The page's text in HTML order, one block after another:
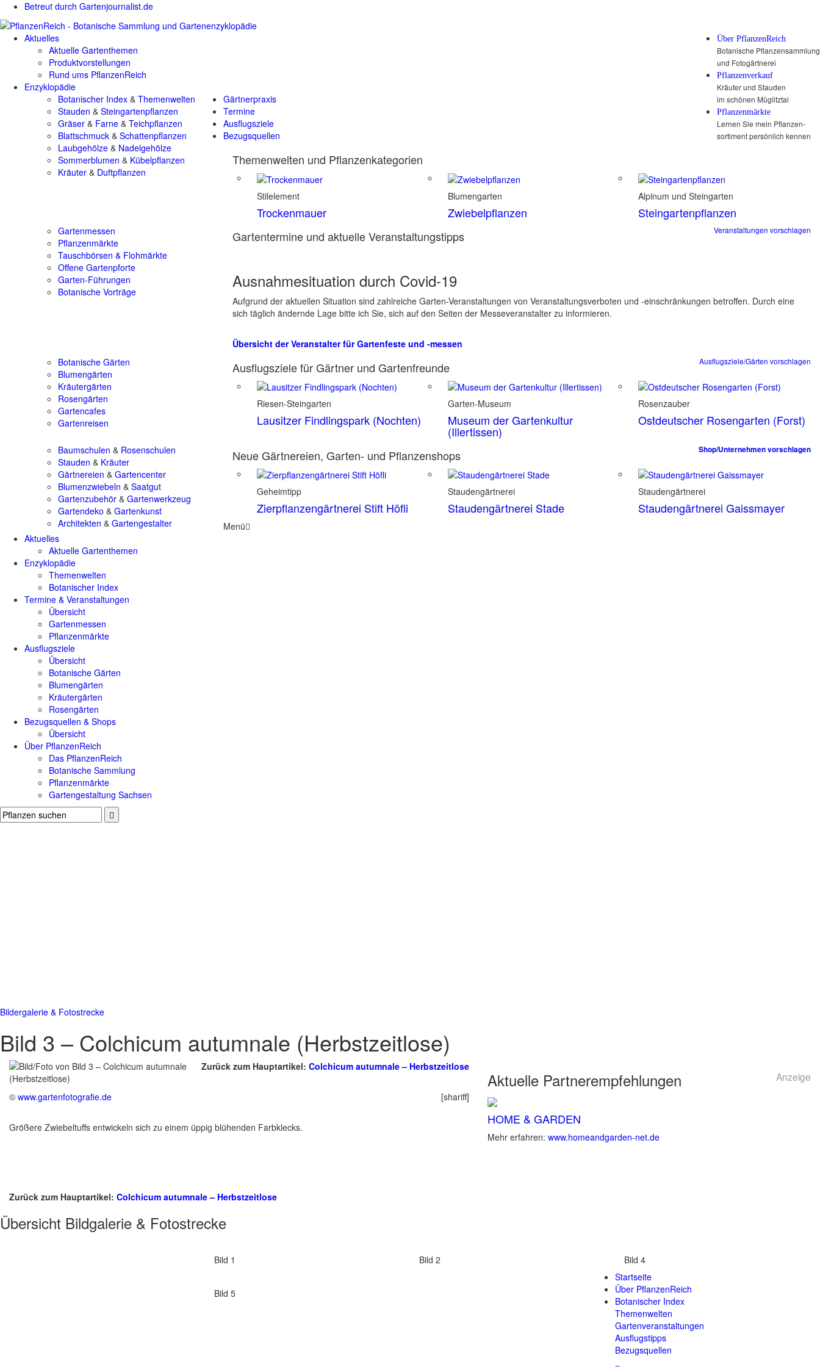
Betreut durch Gartenjournalist.de
Über PflanzenReich
Botanische Pflanzensammlung
und Fotogärtnerei
Pflanzenverkauf
Kräuter und Stauden
im schönen Müglitztal
Pflanzenmärkte
Lernen Sie mein Pflanzen-
sortiment persönlich kennen
Aktuelles
Aktuelle Gartenthemen
Produktvorstellungen
Rund ums PflanzenReich
Enzyklopädie
Botanischer Index & Themenwelten
Stauden & Steingartenpflanzen
Gräser & Farne & Teichpflanzen
Blattschmuck & Schattenpflanzen
Laubgehölze & Nadelgehölze
Sommerblumen & Kübelpflanzen
Kräuter & Duftpflanzen
Themenwelten und Pflanzenkategorien
Stilelement
Trockenmauer
Blumengarten
Zwiebelpflanzen
Alpinum und Steingarten
Steingartenpflanzen
Gärtnerpraxis
Termine
Gartenmessen
Pflanzenmärkte
Tauschbörsen & Flohmärkte
Offene Gartenpforte
Garten-Führungen
Botanische Vorträge
Veranstaltungen vorschlagen
Gartentermine und aktuelle Veranstaltungstipps
Ausnahmesituation durch Covid-19
Aufgrund der aktuellen Situation sind zahlreiche Garten-Veranstaltungen von Veranstaltungsverboten und -einschränkungen betroffen. Durch eine
sich täglich ändernde Lage bitte ich Sie, sich auf den Seiten der Messeveranstalter zu informieren.
Übersicht der Veranstalter für Gartenfeste und -messen
Ausflugsziele
Botanische Gärten
Blumengärten
Kräutergärten
Rosengärten
Gartencafes
Gartenreisen
Ausflugsziele/Gärten vorschlagen
Ausflugsziele für Gärtner und Gartenfreunde
Riesen-Steingarten
Lausitzer Findlingspark (Nochten)
Garten-Museum
Museum der Gartenkultur
(Illertissen)
Rosenzauber
Ostdeutscher Rosengarten (Forst)
Bezugsquellen
Baumschulen & Rosenschulen
Stauden & Kräuter
Gärtnereien & Gartencenter
Blumenzwiebeln & Saatgut
Gartenzubehör & Gartenwerkzeug
Gartendeko & Gartenkunst
Architekten & Gartengestalter
Shop/Unternehmen vorschlagen
Neue Gärtnereien, Garten- und Pflanzenshops
Geheimtipp
Zierpflanzengärtnerei Stift Höfli
Staudengärtnerei
Staudengärtnerei Stade
Staudengärtnerei
Staudengärtnerei Gaissmayer
Menü
Aktuelles
Aktuelle Gartenthemen
Enzyklopädie
Themenwelten
Botanischer Index
Termine & Veranstaltungen
Übersicht
Gartenmessen
Pflanzenmärkte
Ausflugsziele
Übersicht
Botanische Gärten
Blumengärten
Kräutergärten
Rosengärten
Bezugsquellen & Shops
Übersicht
Über PflanzenReich
Das PflanzenReich
Botanische Sammlung
Pflanzenmärkte
Gartengestaltung Sachsen
Bildergalerie & Fotostrecke
Bild 3 – Colchicum autumnale (Herbstzeitlose)
Zurück zum Hauptartikel: Colchicum autumnale – Herbstzeitlose
[shariff]
© www.gartenfotografie.de
Größere Zwiebeltuffs entwickeln sich zu einem üppig blühenden Farbklecks.
Zurück zum Hauptartikel: Colchicum autumnale – Herbstzeitlose
Aktuelle Partnerempfehlungen Anzeige
HOME & GARDEN
Mehr erfahren: www.homeandgarden-net.de
Übersicht Bildgalerie & Fotostrecke
Bild 1 Bild 2 Bild 4
Bild 5
Startseite
Über PflanzenReich
Botanischer Index
Themenwelten
Gartenveranstaltungen
Ausflugstipps
Bezugsquellen